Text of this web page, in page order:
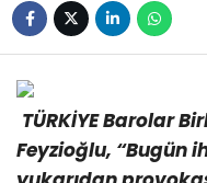
TÜRKİYE Barolar
Feyzioğlu, “Bugün